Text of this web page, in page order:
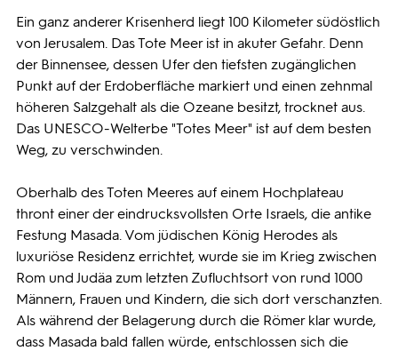
Ein ganz anderer Krisenherd liegt 100 Kilometer südöstlich
von Jerusalem. Das Tote Meer ist in akuter Gefahr. Denn
der Binnensee, dessen Ufer den tiefsten zugänglichen
Punkt auf der Erdoberfläche markiert und einen zehnmal
höheren Salzgehalt als die Ozeane besitzt, trocknet aus.
Das UNESCO-Welterbe "Totes Meer" ist auf dem besten
Weg, zu verschwinden.
Oberhalb des Toten Meeres auf einem Hochplateau
thront einer der eindrucksvollsten Orte Israels, die antike
Festung Masada. Vom jüdischen König Herodes als
luxuriöse Residenz errichtet, wurde sie im Krieg zwischen
Rom und Judäa zum letzten Zufluchtsort von rund 1000
Männern, Frauen und Kindern, die sich dort verschanzten.
Als während der Belagerung durch die Römer klar wurde,
dass Masada bald fallen würde, entschlossen sich die